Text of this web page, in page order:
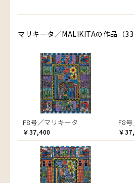
マリキータ／MALIKITAの作品（33
F8号／マリキータ
￥37,400
F8
￥